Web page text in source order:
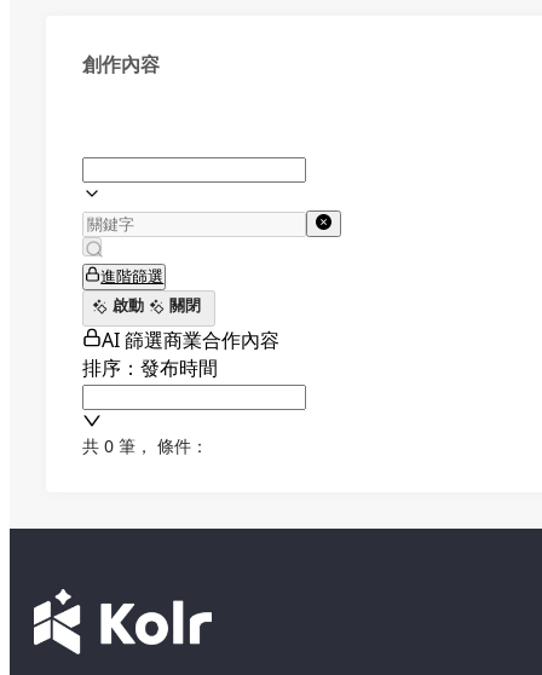
創作內容
進階篩選
啟動
關閉
AI 篩選商業合作內容
排序：發布時間
共 0 筆 ， 條件：